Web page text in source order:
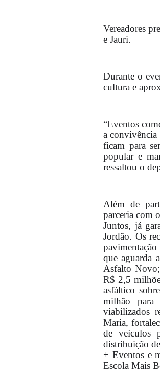
Vereadores
e Jauri.
Durante o
cultura e
“Eventos
a convivência
ficam para
popular e
ressaltou o
Além de
parceria com
Juntos, já
Jordão. Os
que aguarda
Asfalto
R$ 2,5
asfáltico
milhão para
viabilizados
Maria,
de veículos
distribuição
+ Eventos e
Escola Mais